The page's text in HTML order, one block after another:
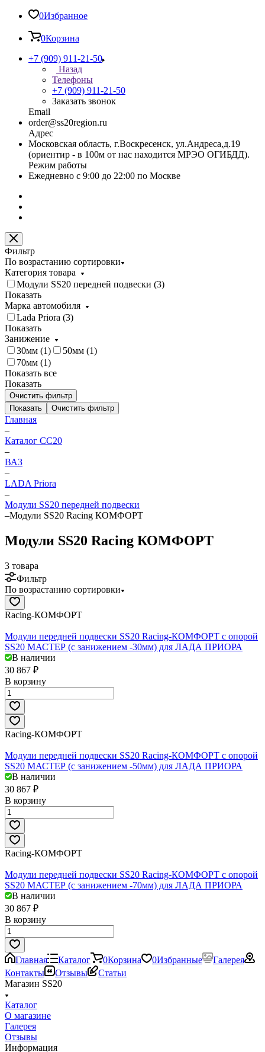
0Избранное
0Корзина
+7 (909) 911-21-50
Назад
Телефоны
+7 (909) 911-21-50
Заказать звонок
Email
order@ss20region.ru
Адрес
Московская область, г.Воскресенск, ул.Андреса,д.19
(ориентир - в 100м от нас находится МРЭО ОГИБДД).
Режим работы
Ежедневно с 9:00 до 22:00 по Москве
Фильтр
По возрастанию сортировки
Категория товара
Модули SS20 передней подвески (3)
Показать
Марка автомобиля
Lada Priora (3)
Показать
Занижение
30мм (1) 50мм (1)
70мм (1)
Показать все
Показать
Очистить фильтр
Показать
Очистить фильтр
Главная
–
Каталог CC20
–
ВАЗ
–
LADA Priora
–
Модули SS20 передней подвески
–Модули SS20 Racing КОМФОРТ
Модули SS20 Racing КОМФОРТ
3 товара
Фильтр
По возрастанию сортировки
Racing-КОМФОРТ
Модули передней подвески SS20 Racing-КОМФОРТ c опорой
SS20 МАСТЕР (с занижением -30мм) для ЛАДА ПРИОРА
В наличии
30 867 ₽
В корзину
Racing-КОМФОРТ
Модули передней подвески SS20 Racing-КОМФОРТ c опорой
SS20 МАСТЕР (с занижением -50мм) для ЛАДА ПРИОРА
В наличии
30 867 ₽
В корзину
Racing-КОМФОРТ
Модули передней подвески SS20 Racing-КОМФОРТ c опорой
SS20 МАСТЕР (с занижением -70мм) для ЛАДА ПРИОРА
В наличии
30 867 ₽
В корзину
Главная Каталог 0Корзина 0Избранные
Галерея
Контакты
Отзывы
Статьи
Магазин SS20
Каталог
О магазине
Галерея
Отзывы
Информация